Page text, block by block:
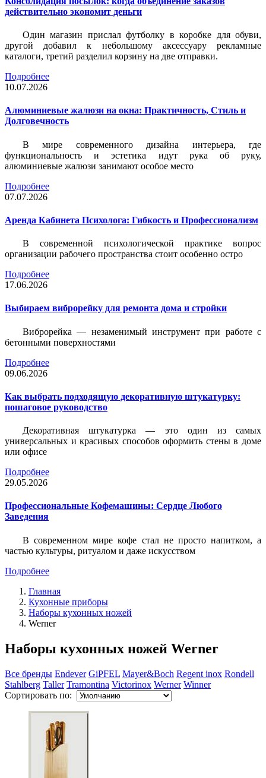
действительно экономит деньги
Один магазин прислал футболку в коробке для обуви,
другой добавил к небольшому аксессуару рекламные
каталоги, третий разделил корзину на две отправки.
Подробнее
10.07.2026
Алюминиевые жалюзи на окна: Практичность, Стиль и
Долговечность
В мире современного дизайна интерьера, где
функциональность и эстетика идут рука об руку,
алюминиевые жалюзи занимают особое место
Подробнее
07.07.2026
Аренда Кабинета Психолога: Гибкость и Профессионализм
В современной психологической практике вопрос
организации рабочего пространства стоит особенно остро
Подробнее
17.06.2026
Выбираем виброрейку для ремонта дома и стройки
Виброрейка — незаменимый инструмент при работе с
бетонными поверхностями
Подробнее
09.06.2026
Как выбрать подходящую декоративную штукатурку:
пошаговое руководство
Декоративная штукатурка — это один из самых
универсальных и красивых способов оформить стены в доме
или офисе
Подробнее
29.05.2026
Профессиональные Кофемашины: Сердце Любого
Заведения
В современном мире кофе стал не просто напитком, а
частью культуры, ритуалом и даже искусством
Подробнее
Главная
Кухонные приборы
Наборы кухонных ножей
Werner
Наборы кухонных ножей Werner
Все бренды Endever GiPFEL Mayer&Boch Regent inox Rondell
Stahlberg Taller Tramontina Victorinox Werner Winner
Сортировать по: